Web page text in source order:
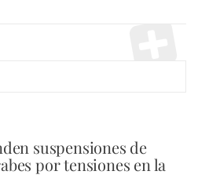
suspensiones de
por tensiones en la